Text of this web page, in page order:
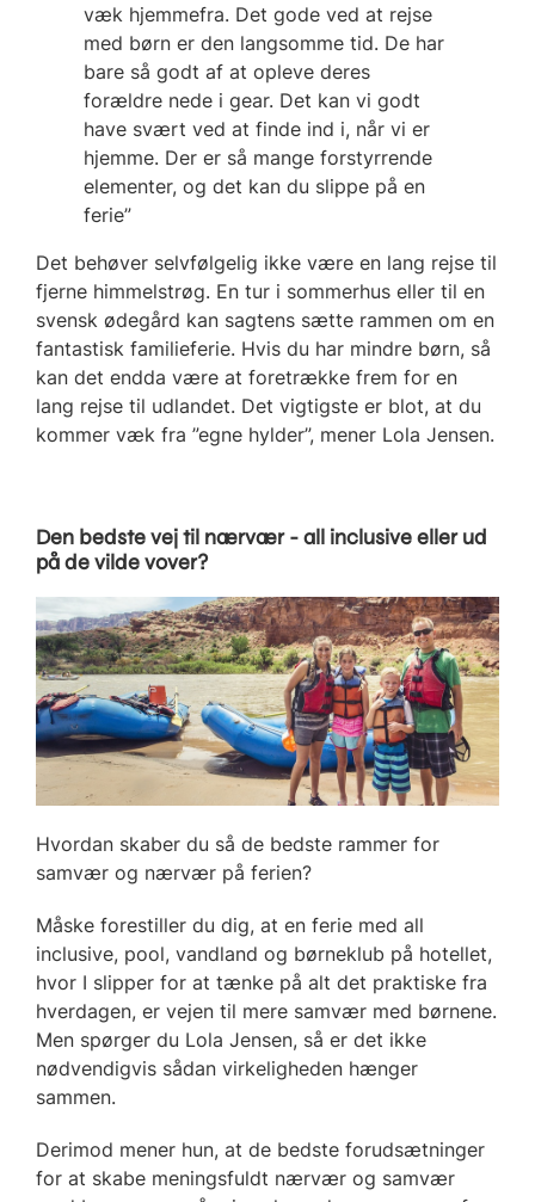
væk hjemmefra. Det gode ved at rejse
med børn er den langsomme tid. De har
bare så godt af at opleve deres
forældre nede i gear. Det kan vi godt
have svært ved at finde ind i, når vi er
hjemme. Der er så mange forstyrrende
elementer, og det kan du slippe på en
ferie”
Det behøver selvfølgelig ikke være en lang rejse til
fjerne himmelstrøg. En tur i sommerhus eller til en
svensk ødegård kan sagtens sætte rammen om en
fantastisk familieferie. Hvis du har mindre børn, så
kan det endda være at foretrække frem for en
lang rejse til udlandet. Det vigtigste er blot, at du
kommer væk fra ”egne hylder”, mener Lola Jensen.
Den bedste vej til nærvær - all inclusive eller ud
på de vilde vover?
Hvordan skaber du så de bedste rammer for
samvær og nærvær på ferien?
Måske forestiller du dig, at en ferie med all
inclusive, pool, vandland og børneklub på hotellet,
hvor I slipper for at tænke på alt det praktiske fra
hverdagen, er vejen til mere samvær med børnene.
Men spørger du Lola Jensen, så er det ikke
nødvendigvis sådan virkeligheden hænger
sammen.
Derimod mener hun, at de bedste forudsætninger
for at skabe meningsfuldt nærvær og samvær